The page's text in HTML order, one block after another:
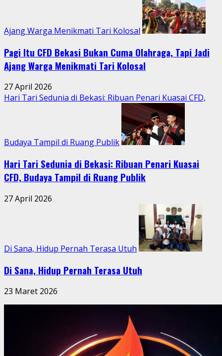
Ajang Warga Menikmati Tari Kolosal
Pagi Itu CFD Bekasi Bukan Cuma Olahraga, Tapi Jadi
Ajang Warga Menikmati Tari Kolosal
27 April 2026
Hari Tari Sedunia di Bekasi: Ribuan Penari Kuasai CFD,
Budaya Tampil di Ruang Publik
Hari Tari Sedunia di Bekasi: Ribuan Penari Kuasai
CFD, Budaya Tampil di Ruang Publik
27 April 2026
Di Sana, Hidup Pernah Terasa Utuh
Di Sana, Hidup Pernah Terasa Utuh
23 Maret 2026